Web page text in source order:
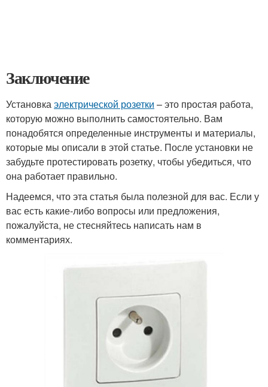
Заключение
Установкаэлектрической розетки – это простая работа,
которую можно выполнить самостоятельно. Вам
понадобятся определенные инструменты и материалы,
которые мы описали в этой статье. После установки не
забудьте протестировать розетку, чтобы убедиться, что
она работает правильно.
Надеемся, что эта статья была полезной для вас. Если у
вас есть какие-либо вопросы или предложения,
пожалуйста, не стесняйтесь написать нам в
комментариях.